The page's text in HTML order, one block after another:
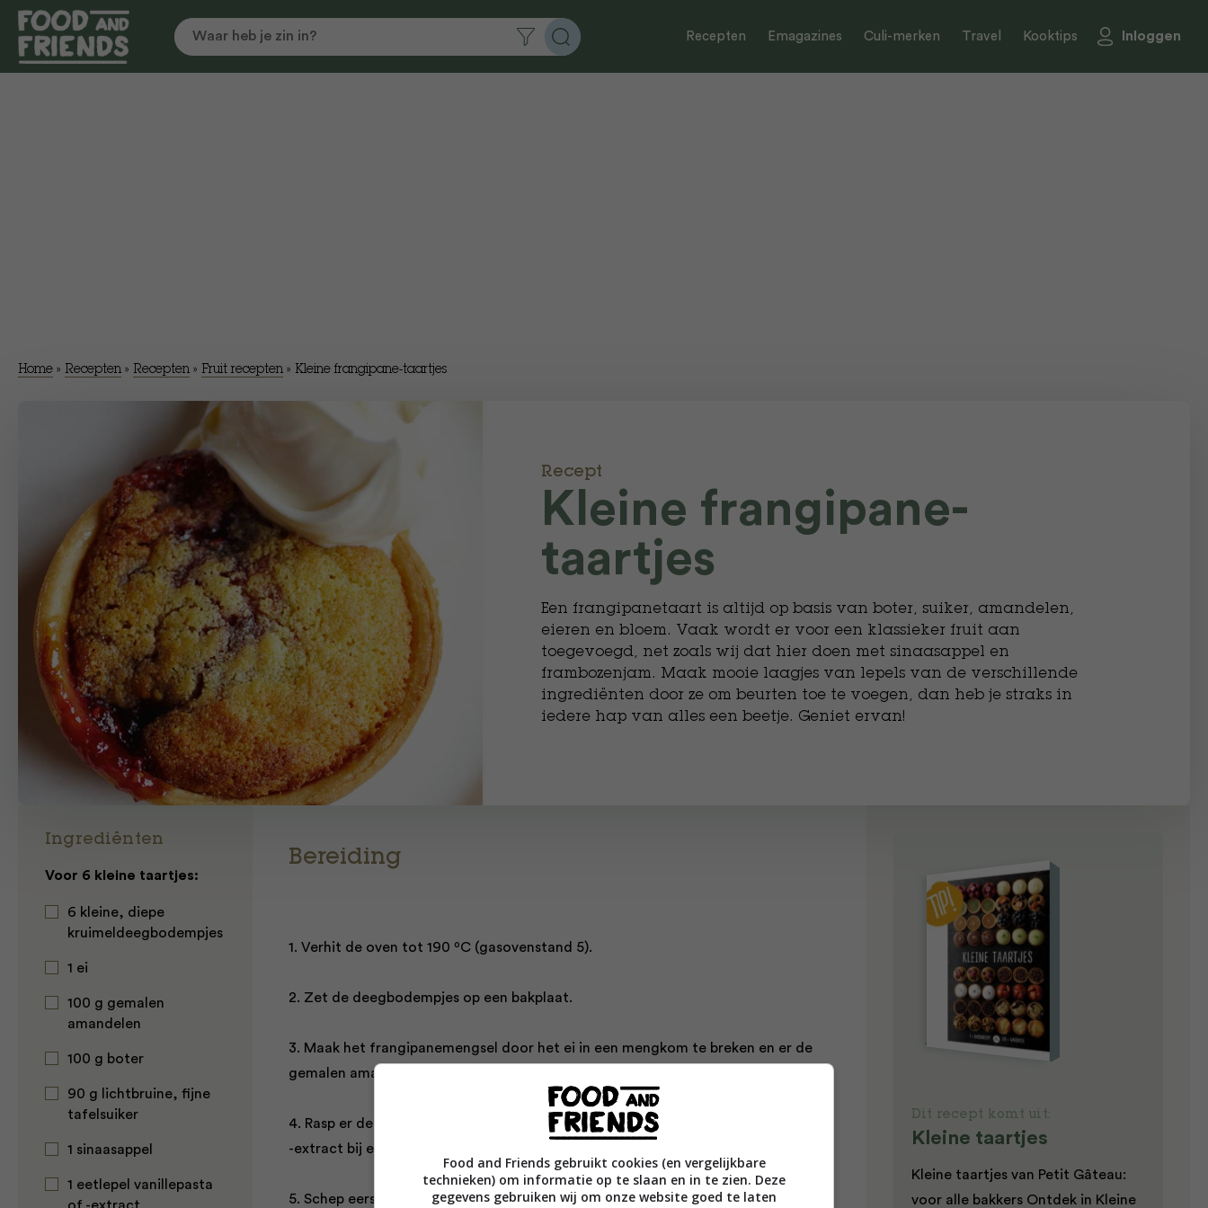
Recepten Emagazines Culi-merken Travel Kooktips Inloggen
Home » Recepten » Recepten » Fruit recepten » Kleine frangipane-taartjes
Recept
Kleine frangipane-
taartjes
Een frangipanetaart is altijd op basis van boter, suiker, amandelen,
eieren en bloem. Vaak wordt er voor een klassieker fruit aan
toegevoegd, net zoals wij dat hier doen met sinaasappel en
frambozenjam. Maak mooie laagjes van lepels van de verschillende
ingrediënten door ze om beurten toe te voegen, dan heb je straks in
iedere hap van alles een beetje. Geniet ervan!
Ingrediënten
Voor 6 kleine taartjes:
6 kleine, diepe
kruimeldeegbodempjes
1 ei
100 g gemalen
amandelen
100 g boter
90 g lichtbruine, fijne
tafelsuiker
1 sinaasappel
1 eetlepel vanillepasta
Bereiding
1. Verhit de oven tot 190 ºC (gasovenstand 5).
2. Zet de deegbodempjes op een bakplaat.
3. Maak het frangipanemengsel door het ei in een mengkom te breken en er de
gemalen amandelen, de boter en de tafelsuiker bij te doen.
4. Rasp er de schil van een halve sinaasappel over, schep er de vanillepasta of het
-extract bij en roer alles goed door elkaar.
5. Schep eerst een kleine theelepel jam in elk van de deeg­bodempjes, schep er
Dit recept komt uit:
Kleine taartjes
Kleine taartjes van Petit Gâteau:
voor alle bakkers Ontdek in Kleine
Food and Friends gebruikt cookies (en vergelijkbare
technieken) om informatie op te slaan en in te zien. Deze
gegevens gebruiken wij om onze website goed te laten